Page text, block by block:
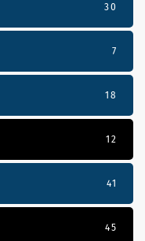
30
7
18
12
41
45